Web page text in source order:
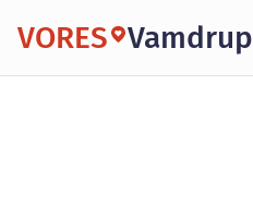
VORES Vamdrup